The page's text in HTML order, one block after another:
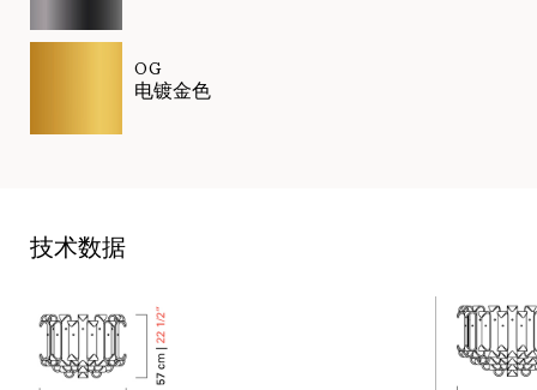
OG
电镀金色
技术数据